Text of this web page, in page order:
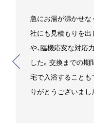
エコキュートを
したいことをお
れました。高い
と少し心配でし
かったです。笑